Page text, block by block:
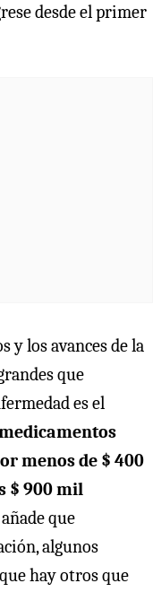
desde el primer
y los avances de la
que
es el
menos de $ 400
$ 900 mil
añade que
algunos
hay otros que